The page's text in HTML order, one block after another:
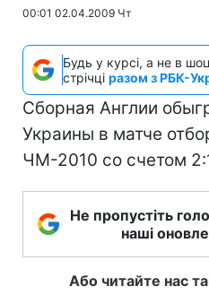
00:01 02.04.2009 Чт
Будь у курсі, а не в
стрічці разом з РБК-
Сборная Англии
Украины в матче
ЧМ-2010 со счетом
Не пропустіть
наші
Або читайте нас